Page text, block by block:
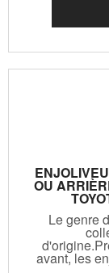
OU
Le genre
avant, les